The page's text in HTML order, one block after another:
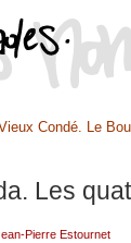
Condé. Le
Les
Pierre Estournet